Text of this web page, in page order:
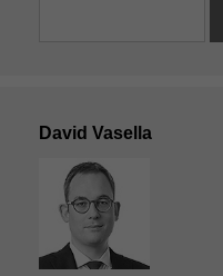
David Vasella